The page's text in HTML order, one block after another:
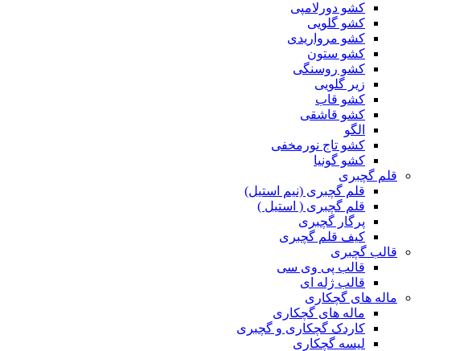
کشو دورلامپی
کشو گلویی
کشو مرواریدی
کشو ستون
کشو روسنگی
زیر گلویی
کشو قاب
کشو قاشقی
الگو
کشو تاج نورمخفی
کشو گونیا
قلم گچبری
قلم گچبری (نیم استیل)
قلم گچبری ( استیل )
پرگار گچبری
کیف قلم گچبری
قالب گچبری
قالب پی وی سی
قالب ژله ای
ماله های گچکاری
ماله های گچکاری
کاردک گچکاری و گچبری
لیسه گچکاری